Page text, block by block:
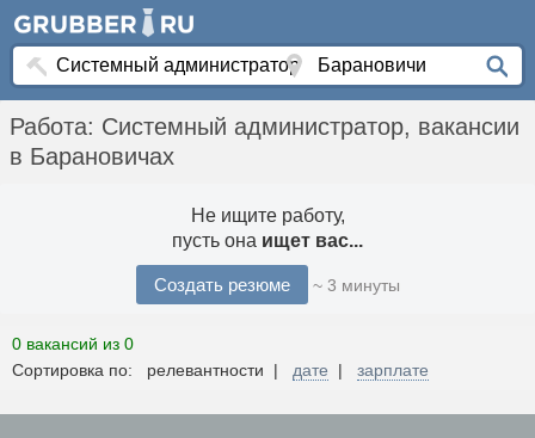
Работа: Системный администратор, вакансии
в Барановичах
Не ищите работу,
пусть она ищет вас...
Создать резюме ~ 3 минуты
0 вакансий из 0
Сортировка по: релевантности | дате | зарплате